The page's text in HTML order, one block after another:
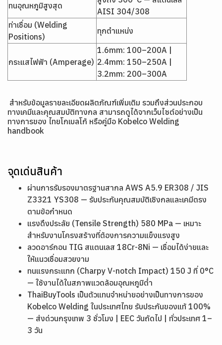
ทนอุณหภูมิสูงสุด
AISI 304/308
ท่าเชื่อม (Welding
Positions)
ทุกตำแหน่ง
กระแสไฟฟ้า (Amperage)
1.6mm: 100–200A |
2.4mm: 150–250A |
3.2mm: 200–300A
สำหรับข้อมูลรายละเอียดผลิตภัณฑ์เพิ่มเติม รวมถึงส่วนประกอบ
ทางเคมีและคุณสมบัติทางกล สามารถดูได้จากเว็บไซต์อย่างเป็น
ทางการของ ไทยโกเบลโก้ หรือคู่มือ Kobelco Welding
handbook
จุดเด่นสินค้า
ผ่านการรับรองมาตรฐานสากล AWS A5.9 ER308 / JIS
Z3321 YS308 — รับประกันคุณสมบัติเชิงกลและเคมีตรง
ตามข้อกำหนด
แรงดึงประลัย (Tensile Strength) 580 MPa — เหมาะ
สำหรับงานโครงสร้างที่ต้องการความแข็งแรงสูง
ลวดอาร์กอน TIG สแตนเลส 18Cr-8Ni — เชื่อมได้ง่ายและ
ให้แนวเชื่อมสวยงาม
ทนแรงกระแทก (Charpy V-notch Impact) 150 J ที่ 0°C
— ใช้งานได้ในสภาพแวดล้อมอุณหภูมิต่ำ
ThaiBuyTools เป็นตัวแทนจำหน่ายอย่างเป็นทางการของ
Kobelco Welding ในประเทศไทย รับประกันของแท้ 100%
— ส่งด่วนกรุงเทพ 3 ชั่วโมง | EEC วันถัดไป | ทั่วประเทศ 1–
3 วัน